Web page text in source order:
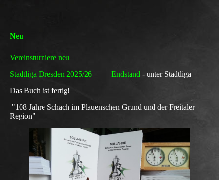
Neu
Vereinsturniere neu
Stadtliga Dresden 2025/26 Endstand - unter Stadtliga
Das Buch ist fertig!
"108 Jahre Schach im Plauenschen Grund und der Freitaler
Region"